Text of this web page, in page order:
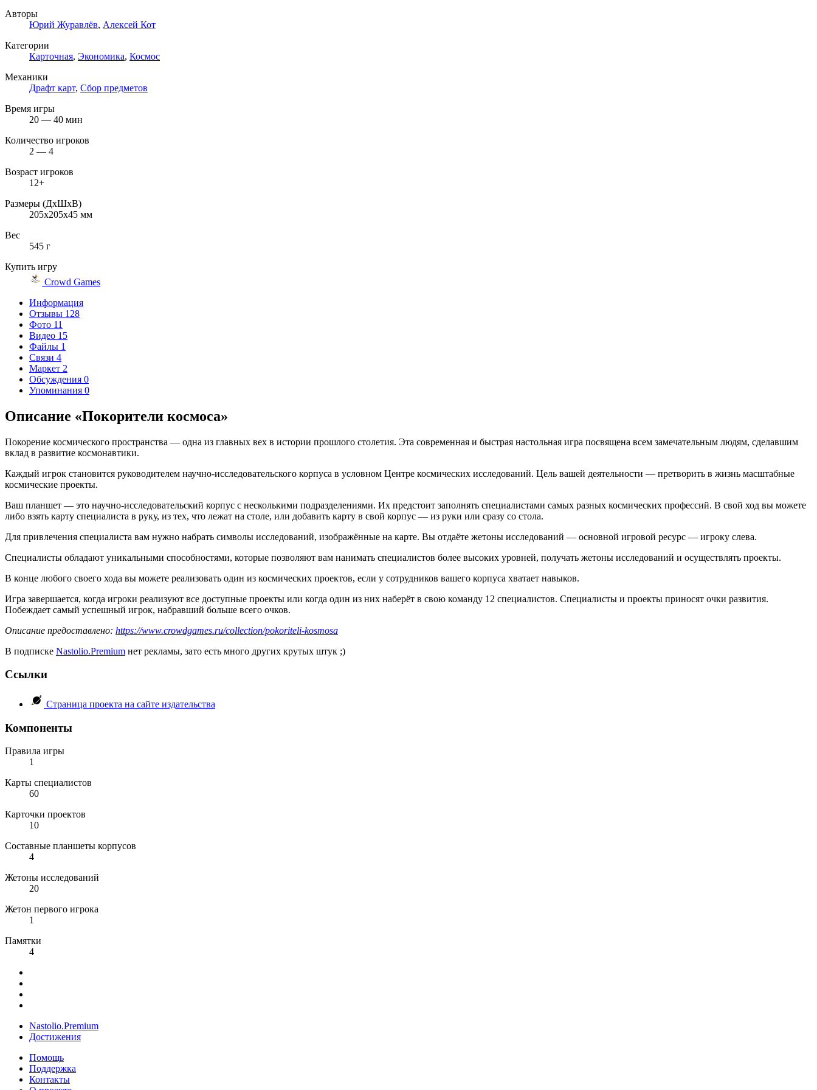
Авторы
Юрий Журавлёв, Алексей Кот
Категории
Карточная, Экономика, Космос
Механики
Драфт карт, Сбор предметов
Время игры
20 — 40 мин
Количество игроков
2 — 4
Возраст игроков
12+
Размеры (ДxШxВ)
205x205x45 мм
Вес
545 г
Купить игру
Crowd Games
Информация
Отзывы 128
Фото 11
Видео 15
Файлы 1
Связи 4
Маркет 2
Обсуждения 0
Упоминания 0
Описание «Покорители космоса»
Покорение космического пространства — одна из главных вех в истории прошлого столетия. Эта современная и быстрая настольная игра посвящена всем замечательным людям, сделавшим
вклад в развитие космонавтики.
Каждый игрок становится руководителем научно-исследовательского корпуса в условном Центре космических исследований. Цель вашей деятельности — претворить в жизнь масштабные
космические проекты.
Ваш планшет — это научно-исследовательский корпус с несколькими подразделениями. Их предстоит заполнять специалистами самых разных космических профессий. В свой ход вы можете
либо взять карту специалиста в руку, из тех, что лежат на столе, или добавить карту в свой корпус — из руки или сразу со стола.
Для привлечения специалиста вам нужно набрать символы исследований, изображённые на карте. Вы отдаёте жетоны исследований — основной игровой ресурс — игроку слева.
Специалисты обладают уникальными способностями, которые позволяют вам нанимать специалистов более высоких уровней, получать жетоны исследований и осуществлять проекты.
В конце любого своего хода вы можете реализовать один из космических проектов, если у сотрудников вашего корпуса хватает навыков.
Игра завершается, когда игроки реализуют все доступные проекты или когда один из них наберёт в свою команду 12 специалистов. Специалисты и проекты приносят очки развития.
Побеждает самый успешный игрок, набравший больше всего очков.
Описание предоставлено: https://www.crowdgames.ru/collection/pokoriteli-kosmosa
В подписке Nastolio.Premium нет рекламы, зато есть много других крутых штук ;)
Ссылки
Страница проекта на сайте издательства
Компоненты
Правила игры
1
Карты специалистов
60
Карточки проектов
10
Составные планшеты корпусов
4
Жетоны исследований
20
Жетон первого игрока
1
Памятки
4
Nastolio.Premium
Достижения
Помощь
Поддержка
Контакты